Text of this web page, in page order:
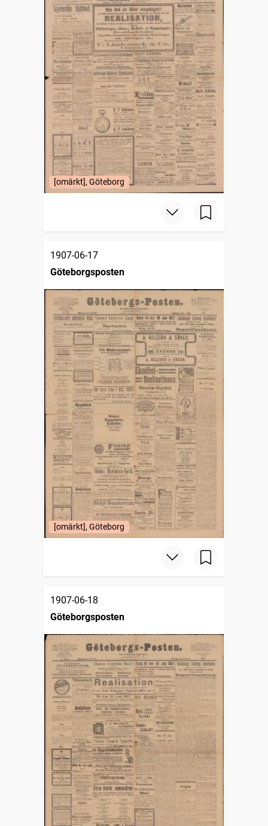
[omärkt], Göteborg
1907-06-17
Göteborgsposten
[omärkt], Göteborg
1907-06-18
Göteborgsposten